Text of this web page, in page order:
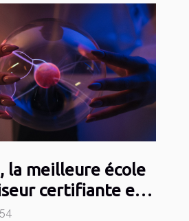
la meilleure école
certifiante en